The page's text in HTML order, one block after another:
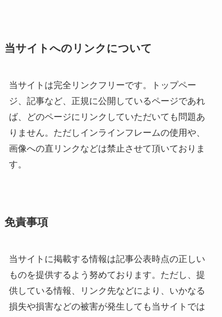
当サイトへのリンクについて
当サイトは完全リンクフリーです。トップペー
ジ、記事など、正規に公開しているページであれ
ば、どのページにリンクしていただいても問題あ
りません。ただしインラインフレームの使用や、
画像への直リンクなどは禁止させて頂いておりま
す。
免責事項
当サイトに掲載する情報は記事公表時点の正しい
ものを提供するよう努めております。ただし、提
供している情報、リンク先などにより、いかなる
損失や損害などの被害が発生しても当サイトでは